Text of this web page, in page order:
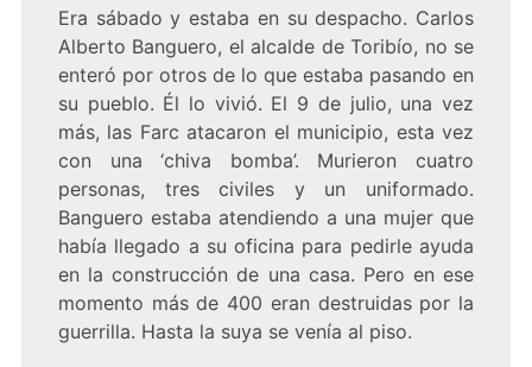
Era sábado y estaba en su despacho. Carlos
Alberto Banguero, el alcalde de Toribío, no se
enteró por otros de lo que estaba pasando en
su pueblo. Él lo vivió. El 9 de julio, una vez
más, las Farc atacaron el municipio, esta vez
con una ‘chiva bomba’. Murieron cuatro
personas, tres civiles y un uniformado.
Banguero estaba atendiendo a una mujer que
había llegado a su oficina para pedirle ayuda
en la construcción de una casa. Pero en ese
momento más de 400 eran destruidas por la
guerrilla. Hasta la suya se venía al piso.